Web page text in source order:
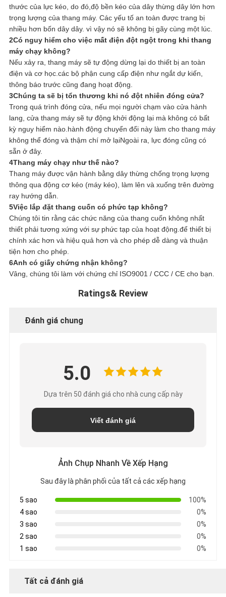
thước của lực kéo, do đó,độ bền kéo của dây thừng dây lớn hơn
trọng lượng của thang máy. Các yếu tố an toàn được trang bị
nhiều hơn bốn dây dây. vì vậy nó sẽ không bị gãy cùng một lúc.
2Có nguy hiểm cho việc mất điện đột ngột trong khi thang
máy chạy không?
Nếu xảy ra, thang máy sẽ tự động dừng lại do thiết bị an toàn
điện và cơ học.các bộ phận cung cấp điện như ngắt dự kiến,
thông báo trước cũng đang hoạt động.
3Chúng ta sẽ bị tổn thương khi nó đột nhiên đóng cửa?
Trong quá trình đóng cửa, nếu mọi người chạm vào cửa hành
lang, cửa thang máy sẽ tự động khởi động lại mà không có bất
kỳ nguy hiểm nào.hành động chuyển đổi này làm cho thang máy
không thể đóng và thậm chí mở lạiNgoài ra, lực đóng cũng có
sẵn ở đây.
4Thang máy chạy như thế nào?
Thang máy được vận hành bằng dây thừng chống trọng lượng
thông qua động cơ kéo (máy kéo), làm lên và xuống trên đường
ray hướng dẫn.
5Việc lắp đặt thang cuốn có phức tạp không?
Chúng tôi tin rằng các chức năng của thang cuốn không nhất
thiết phải tương xứng với sự phức tạp của hoạt động.để thiết bị
chính xác hơn và hiệu quả hơn và cho phép dễ dàng và thuận
tiện hơn cho phép.
6Anh có giấy chứng nhận không?
Vâng, chúng tôi làm với chứng chỉ ISO9001 / CCC / CE cho bạn.
Ratings& Review
Đánh giá chung
5.0
Dựa trên 50 đánh giá cho nhà cung cấp này
Viết đánh giá
Ảnh Chụp Nhanh Về Xếp Hạng
Sau đây là phân phối của tất cả các xếp hạng
5 sao
100%
4 sao
0%
3 sao
0%
2 sao
0%
1 sao
0%
Tất cả đánh giá